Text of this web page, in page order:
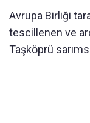
Avrupa Birliği
tescillenen ve
Taşköprü